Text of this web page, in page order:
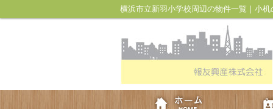
横浜市立新羽小学校周辺の物件一覧｜小机